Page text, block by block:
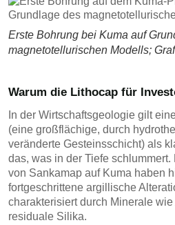
Erste Bohrung bei Kuma auf
magnetotellurischen Modells;
Warum die Lithocap für
In der Wirtschaftsgeologie gilt
(eine großflächige, durch
veränderte Gesteinsschicht) als
das, was in der Tiefe
von Sankamap auf Kuma haben
fortgeschrittene argillische
charakterisiert durch Minerale
residuale Silika.